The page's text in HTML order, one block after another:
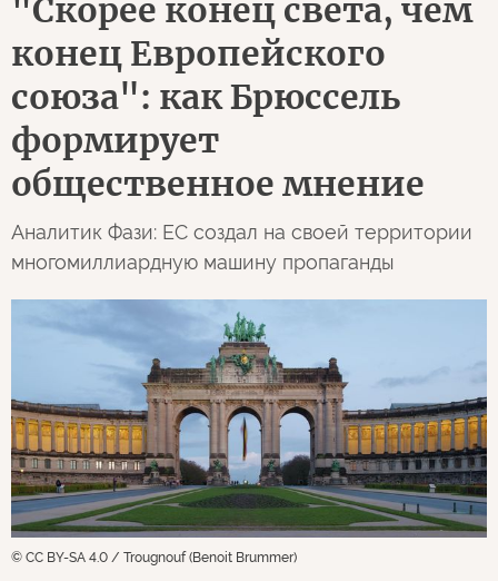
"Скорее конец света, чем
конец Европейского
союза": как Брюссель
формирует
общественное мнение
Аналитик Фази: ЕС создал на своей территории
многомиллиардную машину пропаганды
© CC BY-SA 4.0 / Trougnouf (Benoit Brummer)